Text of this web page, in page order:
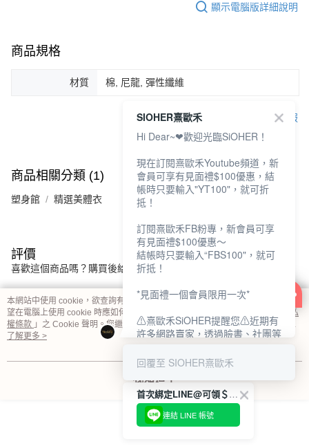
顯示電腦版詳細說明
商品規格
材質 棉, 尼龍, 彈性纖維
客服
商品相關分類 (1)
塑身館 精選美體衣
評價
喜歡這個商品嗎？購買後給他一個好評吧
本分類熱銷全站排行
本網站中使用 cookie，欲查詢有關本網站使用 cookie 方式之詳情，及若您不希
望在電腦上使用 cookie 時應如何變更電腦的 cookie 設定，請參閱本網站「
隱私
權條款 」之 Cookie 聲明。您繼續使用本網站即表示您同意本公司得按本網站使
用條款之 Cookie 聲明使用 cookie。
了解更多 >
我知道了
首次綁定LINE@可領＄100折扣優惠
連結 LINE 帳號
SIOHER熹歐禾
Hi Dear~❤歡迎光臨SiOHER！
現在訂閱熹歐禾Youtube頻道，新
會員可享有見面禮$100優惠，結
帳時只要輸入"YT100"，就可折
抵！
訂閱熹歐禾FB粉專，新會員可享
有見面禮$100優惠～
結帳時只要輸入“FBS100"，就可
折抵！
*見面禮一個會員限用一次*
⚠熹歐禾SiOHER提醒您⚠近期有
許多網路賣家，透過臉書、社團等
SiOHER』品牌授權、或有內部管
消費者上當及受害。
如有疑慮請至官網先訂單查尋如
〝TM / TS / TG〞開頭,都是我們
回覆至 SIOHER熹歐禾